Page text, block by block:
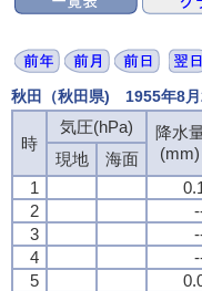
秋田（秋田県) 1955年8
時
気圧(hPa)
降水
(mm)
現地
海面
1
2
3
4
5